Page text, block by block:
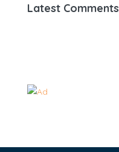
Latest Comments